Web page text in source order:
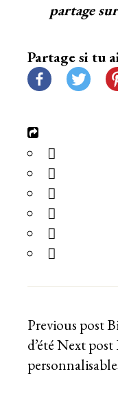
partage
Partage si tu
Previous post
d’étéNext post